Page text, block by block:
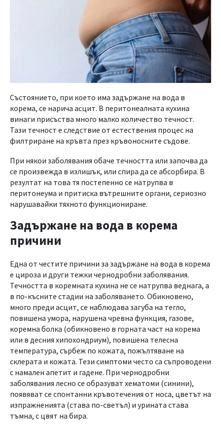
Състоянието, при което има задържане на вода в
корема, се нарича асцит. В перитонеалната кухина
винаги присъства много малко количество течност.
Тази течност е следствие от естествения процес на
филтриране на кръвта през кръвоносните съдове.
При някои заболявания обаче течността или започва да
се произвежда в излишък, или спира да се абсорбира. В
резултат на това тя постепенно се натрупва в
перитонеума и притиска вътрешните органи, сериозно
нарушавайки тяхното функциониране.
Задържане на вода в корема
причини
Една от честите причини за задържане на вода в корема
е цироза и други тежки чернодробни заболявания.
Течността в коремната кухина не се натрупва веднага, а
в по-късните стадии на заболяването. Обикновено,
много преди асцит, се наблюдава загуба на тегло,
повишена умора, нарушена чревна функция, газове,
коремна болка (обикновено в горната част на корема
или в десния хипохондриум), повишена телесна
температура, сърбеж по кожата, пожълтяване на
склерата и кожата. Тези симптоми често са съпроводени
с намален апетит и гадене. При чернодробни
заболявания лесно се образуват хематоми (синини),
появяват се спонтанни кръвотечения от носа, цветът на
изпражненията (става по-светъл) и урината става
тъмна, с цвят на бира.